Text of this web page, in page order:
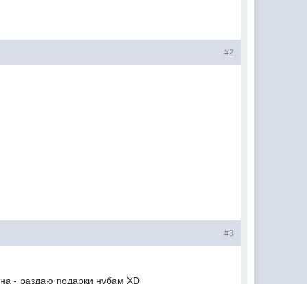
#2
#3
- раздаю подарки нубам ХD